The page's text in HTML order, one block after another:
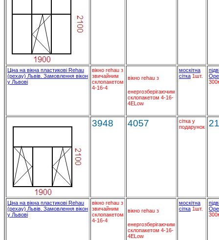
Ціна на вікна пластикові Rehau
(рехау) Львів. Замовлення вікон
у Львові
вікно rehau з
звичайним
склопакетом
4-16-4
вікно rehau з
енергозберігаючим
склопакетом 4-16-
4ELow
москітна
сітка 1шт.
3948 4057
сітка у
подарунок
Ціна на вікна пластикові Rehau
(рехау) Львів. Замовлення вікон
у Львові
вікно rehau з
звичайним
склопакетом
4-16-4
вікно rehau з
енергозберігаючим
склопакетом 4-16-
4ELow
москітна
сітка 1шт.